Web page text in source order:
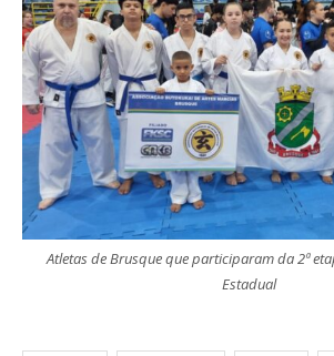
Atletas de Brusque que participaram da 2ª
Estadual